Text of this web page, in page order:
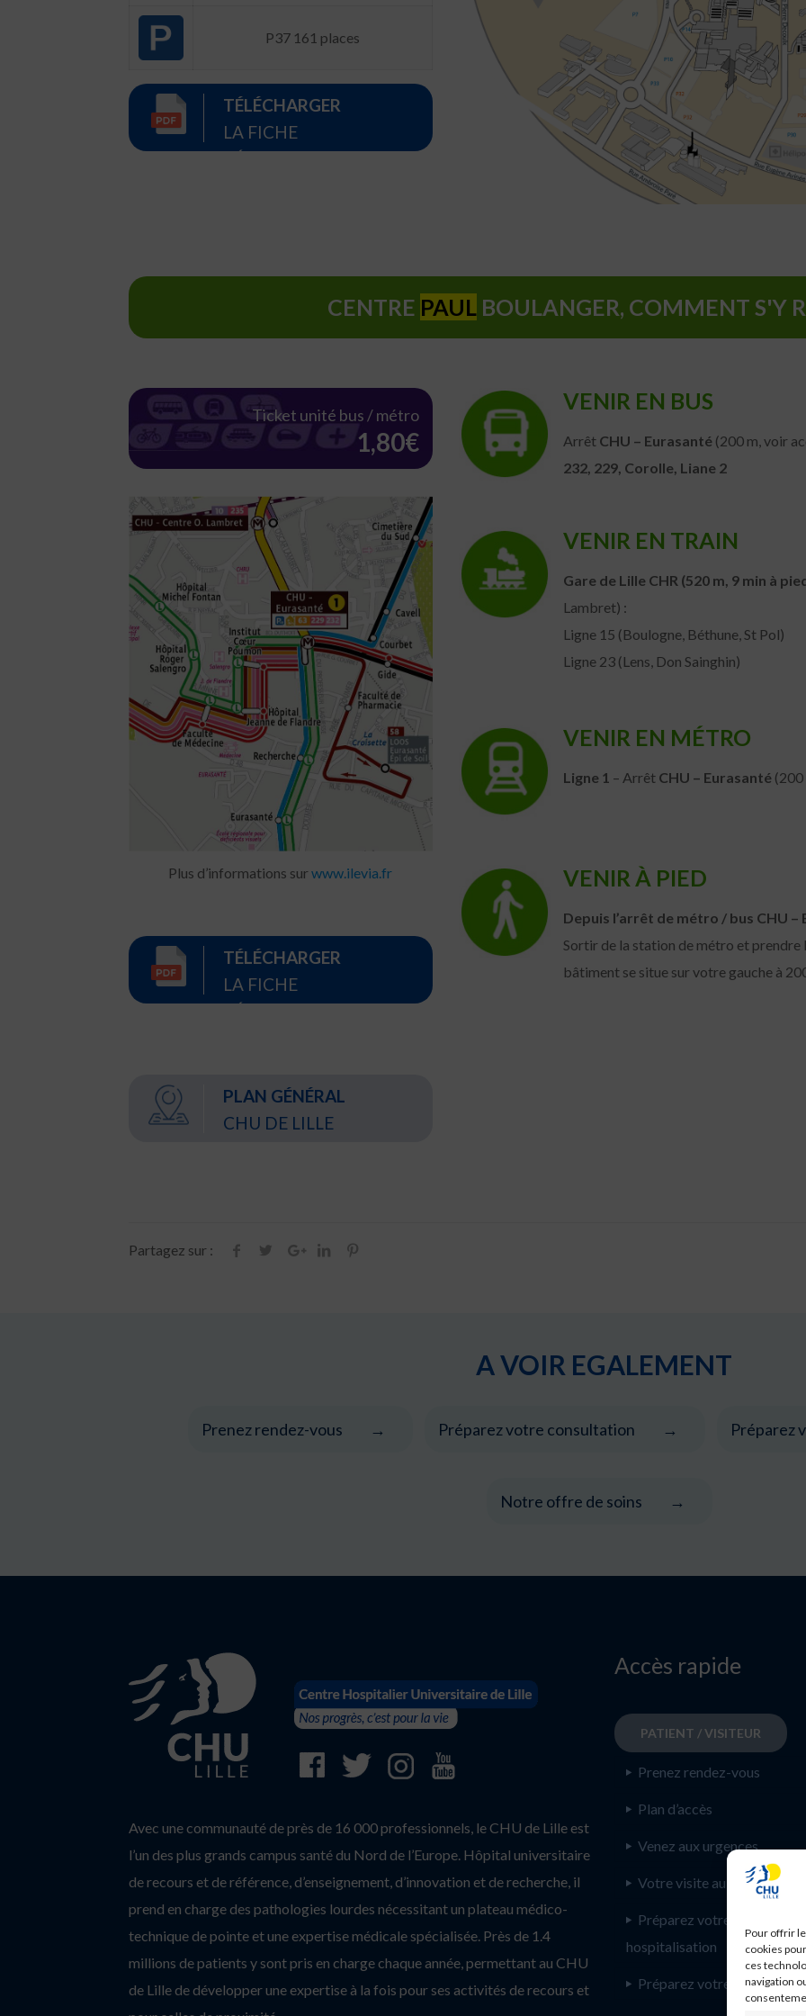
Pour offrir
cookies
ces
navigation
P37 161 places
TÉLÉCHARGER
LA FICHE
CENTRE PAULBOULANGER, COMMENT S'Y
Ticket unité bus / métro
1,80€
Plus d’informations surwww.ilevia.fr
TÉLÉCHARGER
LA FICHE
PLAN GÉNÉRAL
CHU DE LILLE
VENIR EN BUS
Arrêt CHU – Eurasanté (200 m, voir
232, 229, Corolle, Liane 2
VENIR EN TRAIN
Gare de Lille CHR (520 m, 9 min à
Lambret) :
Ligne 15 (Boulogne, Béthune, St Pol)
Ligne 23 (Lens, Don Sainghin)
VENIR EN MÉTRO
Ligne 1 – Arrêt CHU – Eurasanté (200
VENIR À PIED
Depuis l’arrêt de métro / bus CHU –
Sortir de la station de métro et prendre
bâtiment se situe sur votre gauche à
Partagez sur :
A VOIR EGALEMENT
Prenez rendez-vous Préparez votre consultation Préparez
Notre offre de soins
Avec une communauté de près de 16 000 professionnels, le CHU de Lille est
l’un des plus grands campus santé du Nord de l’Europe. Hôpital universitaire
de recours et de référence, d’enseignement, d’innovation et de recherche, il
prend en charge des pathologies lourdes nécessitant un plateau médico-
technique de pointe et une expertise médicale spécialisée. Près de 1.4
millions de patients y sont pris en charge chaque année, permettant au CHU
de Lille de développer une expertise à la fois pour ses activités de recours et
Accès rapide
PATIENT / VISITEUR
Prenez rendez-vous
Plan d’accès
Venez aux urgences
Votre visite au CHU de Lille
Préparez votre
hospitalisation
Préparez votre